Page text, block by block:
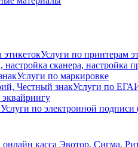
Услуги по принтерам
Услуги по маркировке
Услуги по
Услуги по электронной